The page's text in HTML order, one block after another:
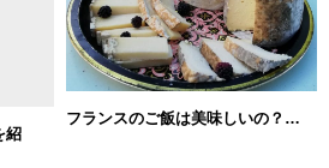
紹
フランスのご飯は美味しいの？…